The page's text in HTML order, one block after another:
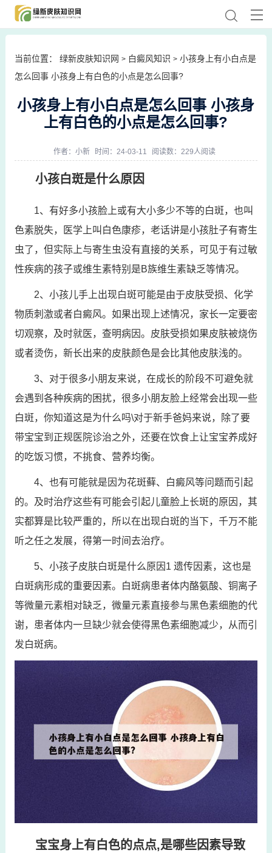
当前位置： 绿新皮肤知识网 > 白癜风知识 > 小孩身上有小白点是
怎么回事 小孩身上有白色的小点是怎么回事?
小孩身上有小白点是怎么回事 小孩身
上有白色的小点是怎么回事?
作者： 小新 时间：24-03-11 阅读数：229人阅读
小孩白斑是什么原因
1、有好多小孩脸上或有大小多少不等的白斑，也叫
色素脱失，医学上叫白色康疹，老话讲是小孩肚子有寄生
虫了，但实际上与寄生虫没有直接的关系，可见于有过敏
性疾病的孩子或维生素特别是B族维生素缺乏等情况。
2、小孩儿手上出现白斑可能是由于皮肤受损、化学
物质刺激或者白癜风。如果出现上述情况，家长一定要密
切观察，及时就医，查明病因。皮肤受损如果皮肤被烧伤
或者烫伤，新长出来的皮肤颜色是会比其他皮肤浅的。
3、对于很多小朋友来说，在成长的阶段不可避免就
会遇到各种疾病的困扰，很多小朋友脸上经常会出现一些
白斑，你知道这是为什么吗\对于新手爸妈来说，除了要
带宝宝到正规医院诊治之外，还要在饮食上让宝宝养成好
的吃饭习惯，不挑食、营养均衡。
4、也有可能就是因为花斑藓、白癜风等问题而引起
的。及时治疗这些有可能会引起儿童脸上长斑的原因，其
实都算是比较严重的，所以在出现白斑的当下，千万不能
听之任之发展，得第一时间去治疗。
5、小孩子皮肤白斑是什么原因1 遗传因素，这也是
白斑病形成的重要因素。白斑病患者体内酪氨酸、铜离子
等微量元素相对缺乏，微量元素直接参与黑色素细胞的代
谢，患者体内一旦缺少就会使得黑色素细胞减少，从而引
发白斑病。
宝宝身上有白色的点点,是哪些因素导致